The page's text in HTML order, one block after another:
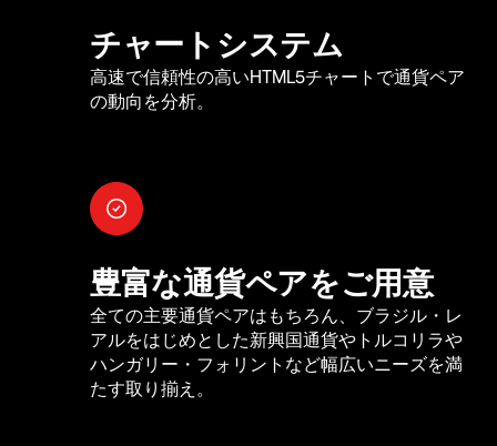
チャートシステム
高速で信頼性の高いHTML5チャートで通貨ペア
の動向を分析。
豊富な通貨ペアをご用意
全ての主要通貨ペアはもちろん、ブラジル・レ
アルをはじめとした新興国通貨やトルコリラや
ハンガリー・フォリントなど幅広いニーズを満
たす取り揃え。